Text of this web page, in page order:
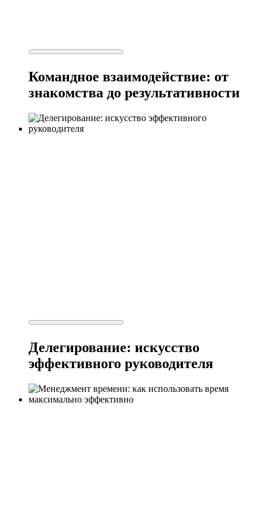
Командное взаимодействие: от
знакомства до результативности
Делегирование: искусство
эффективного руководителя